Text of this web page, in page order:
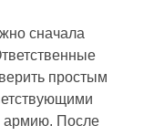
сначала
простым
армию. После